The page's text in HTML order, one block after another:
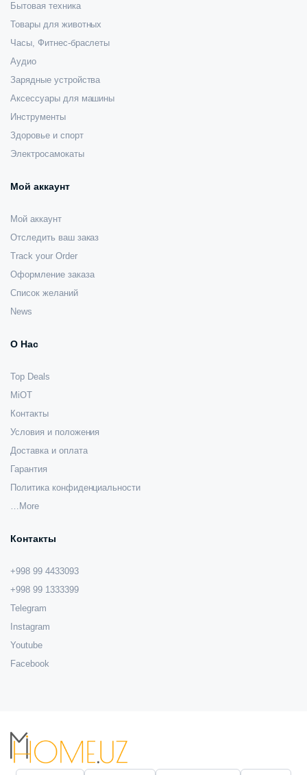
Бытовая техника
Товары для животных
Часы, Фитнес-браслеты
Аудио
Зарядные устройства
Аксессуары для машины
Инструменты
Здоровье и спорт
Электросамокаты
Мой аккаунт
Мой аккаунт
Отследить ваш заказ
Track your Order
Оформление заказа
Список желаний
News
О Нас
Top Deals
MiOT
Контакты
Условия и положения
Доставка и оплата
Гарантия
Политика конфиденциальности
…More
Контакты
+998 99 4433093
+998 99 1333399
Telegram
Instagram
Youtube
Facebook